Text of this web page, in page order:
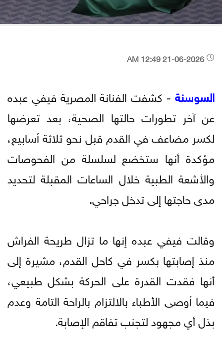
السوسنة - كشفت الفنانة المصرية فيفي عبده
عن آخر تطورات حالتها الصحية، بعد تعرضها
لكسر مضاعف في القدم قبل نحو ثلاثة أسابيع،
مؤكدة أنها ستخضع لسلسلة من الفحوصات
والأشعة الطبية خلال الساعات المقبلة لتحديد
مدى حاجتها إلى تدخل جراحي.
وقالت فيفي عبده إنها ما تزال طريحة الفراش
منذ إصابتها بكسر في كاحل القدم، مشيرة إلى
أنها فقدت القدرة على الحركة بشكل طبيعي،
فيما أوصى الأطباء بالالتزام بالراحة التامة وعدم
بذل أي مجهود لتجنب تفاقم الإصابة.